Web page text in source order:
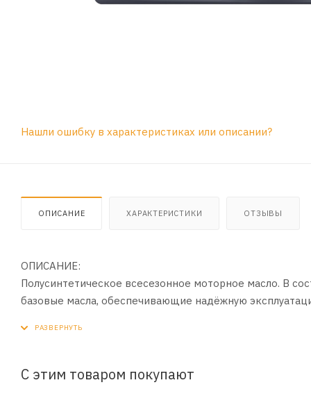
Нашли ошибку в характеристиках или описании?
ОПИСАНИЕ ХАРАКТЕРИСТИКИ ОТЗЫВЫ
ОПИСАНИЕ:
Полусинтетическое всесезонное моторное масло. В
базовые масла, обеспечивающие надёжную
автофургонов.
С этим товаром покупают